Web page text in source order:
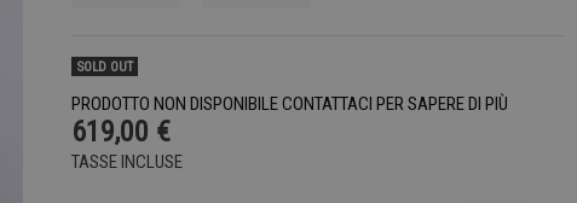
SOLD OUT
PRODOTTO NON DISPONIBILE CONTATTACI PER SAPERE DI PIÙ
619,00 €
TASSE INCLUSE